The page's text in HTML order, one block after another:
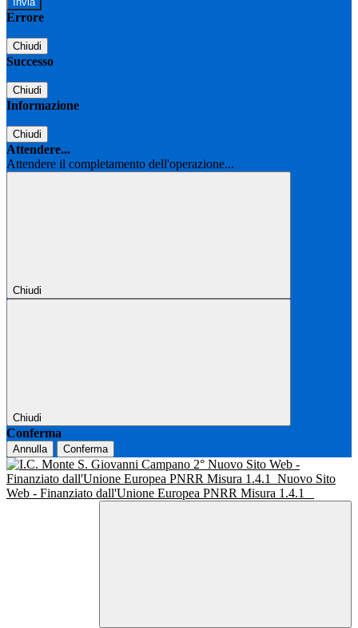
Errore
Chiudi
Successo
Chiudi
Informazione
Chiudi
Attendere...
Attendere il completamento dell'operazione...
Chiudi
Chiudi
Conferma
Annulla Conferma
Nuovo Sito Web -
Finanziato dall'Unione Europea PNRR Misura 1.4.1
Nuovo Sito
Web - Finanziato dall'Unione Europea PNRR Misura 1.4.1